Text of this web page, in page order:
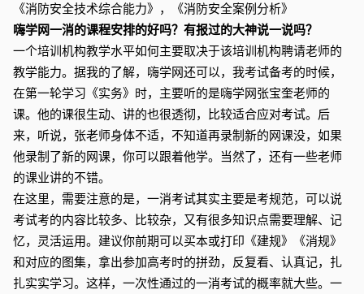
《消防安全技术综合能力》，《消防安全案例分析》
嗨学网一消的课程安排的好吗？有报过的大神说一说吗？
一个培训机构教学水平如何主要取决于该培训机构聘请老师的
教学能力。据我的了解，嗨学网还可以，我考试备考的时候，
在第一轮学习《实务》时，主要听的是嗨学网张宝奎老师的
课。他的课很生动、讲的也很透彻，比较适合应对考试。后
来，听说，张老师身体不适，不知道再录制新的网课没，如果
他录制了新的网课，你可以跟着他学。当然了，还有一些老师
的课业讲的不错。
在这里，需要注意的是，一消考试其实主要是考规范，可以说
考试考的内容比较多、比较杂，又有很多知识点需要理解、记
忆，灵活运用。建议你前期可以买本或打印《建规》《消规》
和对应的图集，拿出参加高考时的拼劲，反复看、认真记，扎
扎实实学习。这样，一次性通过的一消考试的概率就大些。一